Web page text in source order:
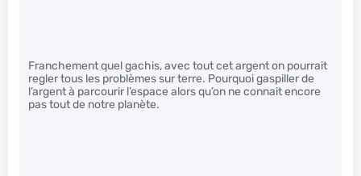
Franchement quel gachis, avec tout cet argent on pourrait
regler tous les problèmes sur terre. Pourquoi gaspiller de
l’argent à parcourir l’espace alors qu’on ne connait encore
pas tout de notre planète.